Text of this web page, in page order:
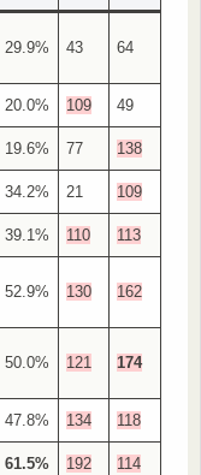
29.9% 43 64
20.0% 109 49
19.6% 77 138
34.2% 21 109
39.1% 110 113
52.9% 130 162
50.0% 121 174
47.8% 134 118
61.5% 192 114